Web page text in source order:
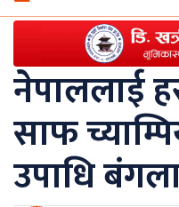
नेपाललाई
साफ
उपाधि